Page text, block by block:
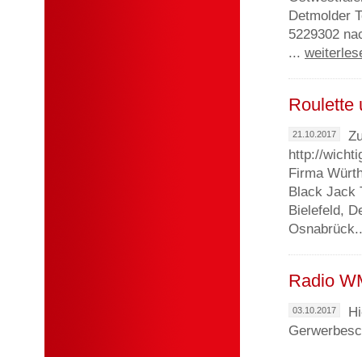
Detmolder
5229302
...
Roulette
21.10.2017
http://
Firma
Black Jack
Bielefeld,
Radio
03.10.2017